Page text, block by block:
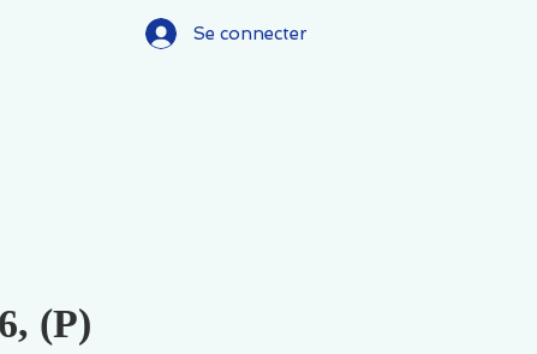
Se connecter
(P)